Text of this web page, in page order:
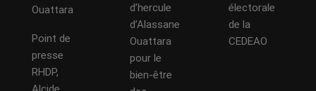
Ouattara
Point de
presse
RHDP,
d’hercule
d’Alassane
Ouattara
pour le
bien-être
électorale
de la
CEDEAO